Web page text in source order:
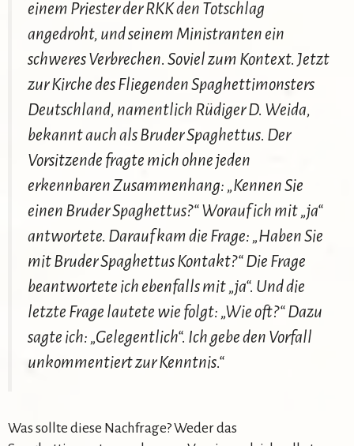
einem Priester der RKK den Totschlag
angedroht, und seinem Ministranten ein
schweres Verbrechen. Soviel zum Kontext. Jetzt
zur Kirche des Fliegenden Spaghettimonsters
Deutschland, namentlich Rüdiger D. Weida,
bekannt auch als Bruder Spaghettus. Der
Vorsitzende fragte mich ohne jeden
erkennbaren Zusammenhang: „Kennen Sie
einen Bruder Spaghettus?“ Worauf ich mit „ja“
antwortete. Darauf kam die Frage: „Haben Sie
mit Bruder Spaghettus Kontakt?“ Die Frage
beantwortete ich ebenfalls mit „ja“. Und die
letzte Frage lautete wie folgt: „Wie oft?“ Dazu
sagte ich: „Gelegentlich“. Ich gebe den Vorfall
unkommentiert zur Kenntnis.“
Was sollte diese Nachfrage? Weder das